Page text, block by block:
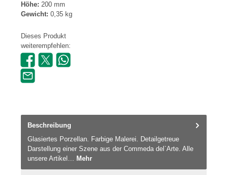
Höhe: 200 mm
Gewicht: 0,35 kg
Dieses Produkt
weiterempfehlen:
Beschreibung
Glasiertes Porzellan. Farbige Malerei. Detailgetreue
Darstellung einer Szene aus der Commeda del`Arte. Alle
unsere Artikel… Mehr